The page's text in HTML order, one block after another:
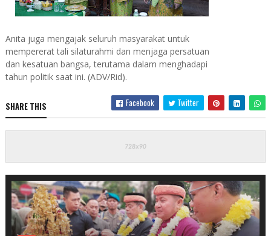
Anita juga mengajak seluruh masyarakat untuk
mempererat tali silaturahmi dan menjaga persatuan
dan kesatuan bangsa, terutama dalam menghadapi
tahun politik saat ini. (ADV/Rid).
SHARE THIS Facebook Twitter